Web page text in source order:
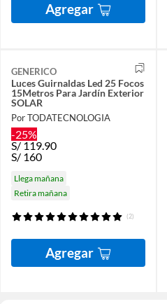
Agregar
GENERICO
Luces Guirnaldas Led 25 Focos
15Metros Para Jardín Exterior
SOLAR
Por TODATECNOLOGIA
-25%
S/ 119.90
S/ 160
Llega mañana
Retira mañana
(2)
Agregar